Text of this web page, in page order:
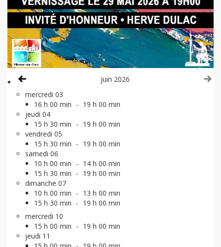
juin 2026
mercredi 03
16 h 00 min - 19 h 00 min
jeudi 04
15 h 30 min - 19 h 00 min
vendredi 05
15 h 30 min - 19 h 00 min
samedi 06
10 h 00 min - 14 h 00 min
15 h 30 min - 19 h 00 min
dimanche 07
10 h 00 min - 13 h 00 min
15 h 30 min - 19 h 00 min
mercredi 10
15 h 00 min - 19 h 00 min
jeudi 11